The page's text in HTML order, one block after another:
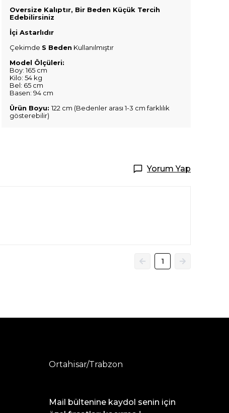
Oversize Kalıptır, Bir Beden Küçük Tercih
Edebilirsiniz
İçi Astarlıdır
Çekimde S Beden Kullanılmıştır
Model Ölçüleri:
Boy: 165 cm
Kilo: 54 kg
Bel: 65 cm
Basen: 94 cm
Ürün Boyu:122 cm (Bedenler arası 1-3 cm farklılık
gösterebilir)
Yorum Yap
1
Ortahisar/Trabzon
Mail bültenine kaydol senin için